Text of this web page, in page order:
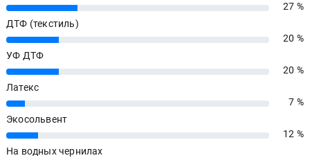
27%
27 %
ДТФ (текстиль)
20%
20 %
УФ ДТФ
20%
20 %
Латекс
7%
7 %
Экосольвент
12%
12 %
На водных чернилах